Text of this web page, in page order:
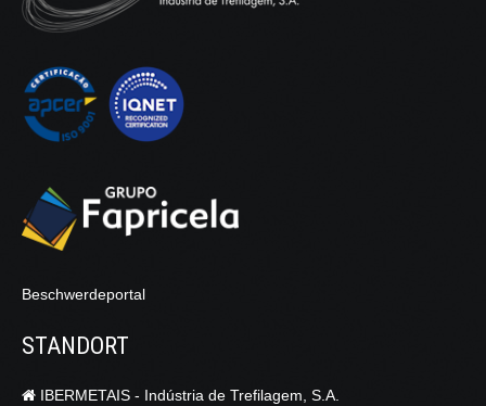
Beschwerdeportal
STANDORT
IBERMETAIS - Indústria de Trefilagem, S.A.